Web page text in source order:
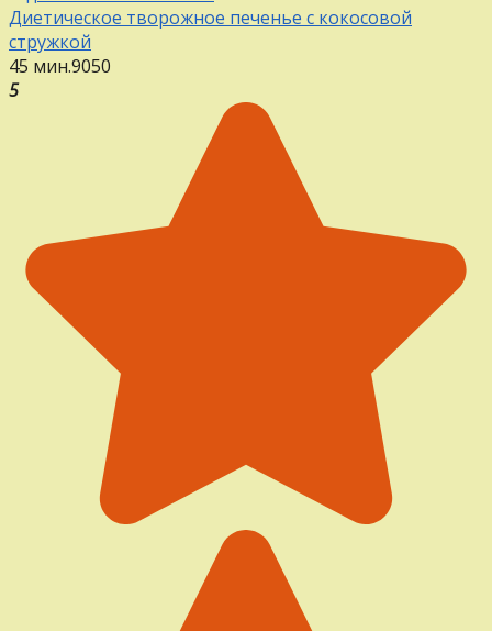
Диетическое творожное печенье с кокосовой
стружкой
45 мин.9050
5